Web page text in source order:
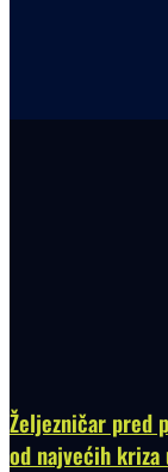
Željezničar pred
od najvećih